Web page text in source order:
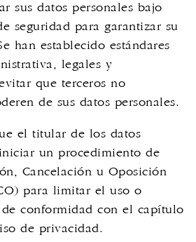
sus datos personales bajo
seguridad para garantizar su
han establecido estándares
legales y
que terceros no
de sus datos personales.
el titular de los datos
un procedimiento de
Cancelación u Oposición
para limitar el uso o
conformidad con el capítulo
de privacidad.